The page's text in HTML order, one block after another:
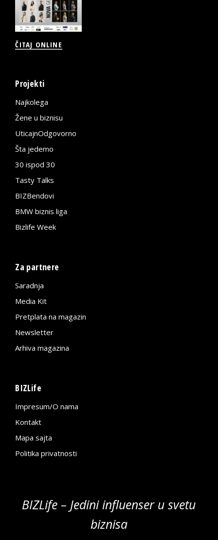
ČITAJ ONLINE
Projekti
Najkolega
Žene u biznisu
UticajnOdgovorno
Šta jedemo
30 ispod 30
Tasty Talks
BIZBendovi
BMW biznis liga
Bizlife Week
Za partnere
Saradnja
Media Kit
Pretplata na magazin
Newsletter
Arhiva magazina
BIZLife
Impresum/O nama
Kontakt
Mapa sajta
Politika privatnosti
BIZLife – Jedini influenser u svetu
biznisa